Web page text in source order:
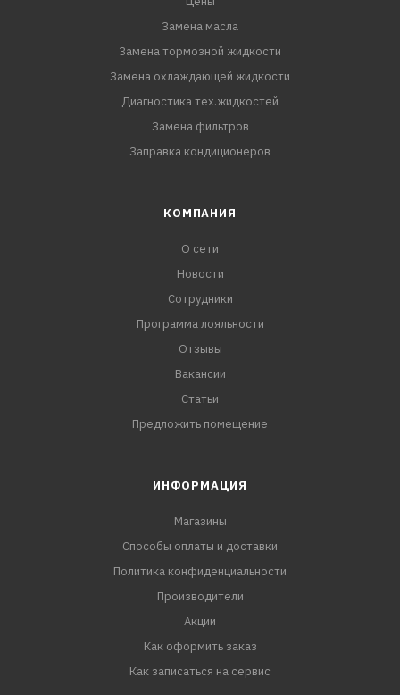
Замена масла
Замена тормозной жидкости
Замена охлаждающей жидкости
Диагностика тех.жидкостей
Замена фильтров
Заправка кондиционеров
КОМПАНИЯ
О сети
Новости
Сотрудники
Программа лояльности
Отзывы
Вакансии
Статьи
Предложить помещение
ИНФОРМАЦИЯ
Магазины
Способы оплаты и доставки
Политика конфиденциальности
Производители
Акции
Как оформить заказ
Как записаться на сервис